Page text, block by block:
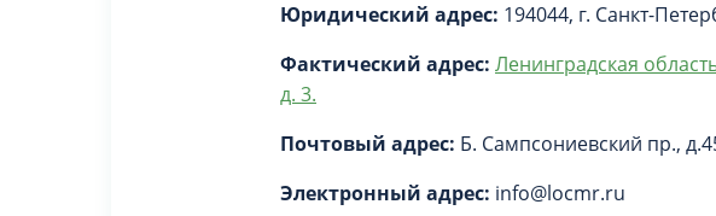
Юридический адрес: 194044, г. Санкт-
Фактический адрес: Ленинградская
д. 3.
Почтовый адрес: Б. Сампсониевский пр.,
Электронный адрес: info@locmr.ru